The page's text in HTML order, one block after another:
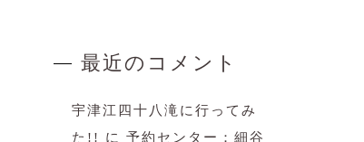
最近のコメント
宇津江四十八滝に行ってみ
た!!
に 予約センター：細谷